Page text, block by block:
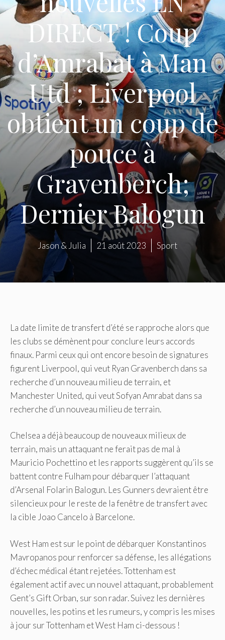
DIRECT ! Coup
d’Amrabat à Man
Utd ; Liverpool
obtient un coup de
pouce à
Gravenberch;
Dernier Balogun
Jason & Julia 21 août 2023 Sport
La date limite de transfert d’été se rapproche alors que
les clubs se démènent pour conclure leurs accords
finaux. Parmi ceux qui ont encore besoin de signatures
figurent Liverpool, qui veut Ryan Gravenberch dans sa
recherche d’un nouveau milieu de terrain, et
Manchester United, qui veut Sofyan Amrabat dans sa
recherche d’un nouveau milieu de terrain.
Chelsea a déjà beaucoup de nouveaux milieux de
terrain, mais un attaquant ne ferait pas de mal à
Mauricio Pochettino et les rapports suggèrent qu’ils se
battent contre Fulham pour débarquer l’attaquant
d’Arsenal Folarin Balogun. Les Gunners devraient être
silencieux pour le reste de la fenêtre de transfert avec
la cible Joao Cancelo à Barcelone.
West Ham est sur le point de débarquer Konstantinos
Mavropanos pour renforcer sa défense, les allégations
d’échec médical étant rejetées. Tottenham est
également actif avec un nouvel attaquant, probablement
Gent’s Gift Orban, sur son radar. Suivez les dernières
nouvelles, les potins et les rumeurs, y compris les mises
à jour sur Tottenham et West Ham ci-dessous !